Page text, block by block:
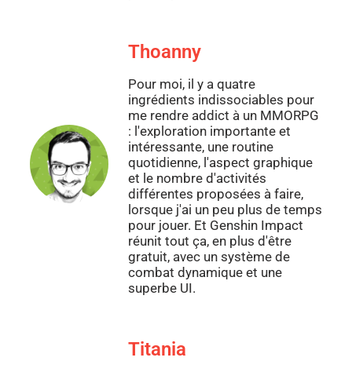
Thoanny
Pour moi, il y a quatre
ingrédients indissociables pour
me rendre addict à un MMORPG
: l'exploration importante et
intéressante, une routine
quotidienne, l'aspect graphique
et le nombre d'activités
différentes proposées à faire,
lorsque j'ai un peu plus de temps
pour jouer. Et Genshin Impact
réunit tout ça, en plus d'être
gratuit, avec un système de
combat dynamique et une
superbe UI.
Titania